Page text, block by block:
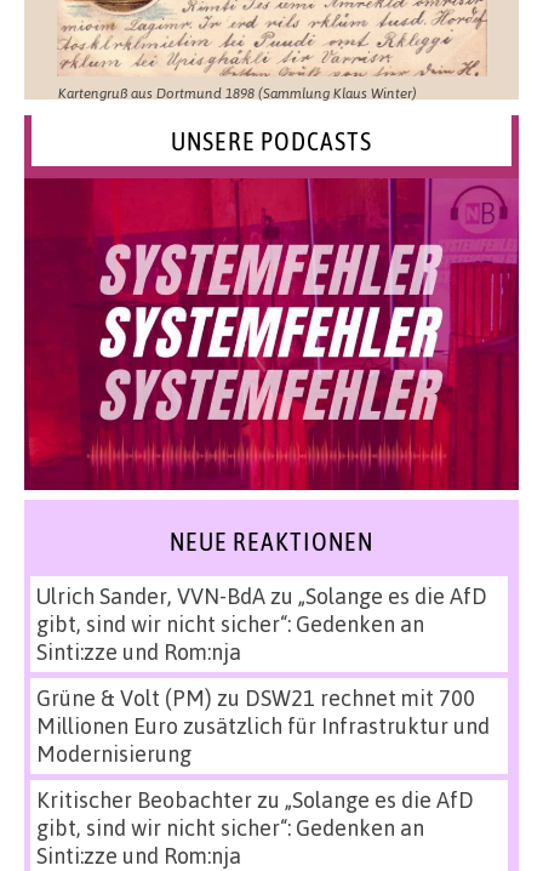
Kartengruß aus Dortmund 1898 (Sammlung Klaus Winter)
UNSERE PODCASTS
NEUE REAKTIONEN
Ulrich Sander, VVN-BdAzu „Solange es die AfD
gibt, sind wir nicht sicher“: Gedenken an
Sinti:zze und Rom:nja
Grüne & Volt (PM) zu DSW21 rechnet mit 700
Millionen Euro zusätzlich für Infrastruktur und
Modernisierung
Kritischer Beobachterzu „Solange es die AfD
gibt, sind wir nicht sicher“: Gedenken an
Sinti:zze und Rom:nja